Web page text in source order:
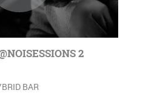
2
BAR